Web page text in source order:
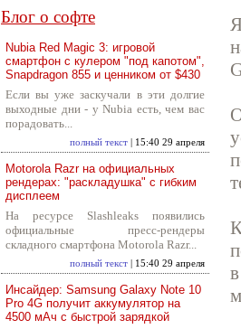
Блог о софте
Nubia Red Magic 3: игровой
смартфон с кулером "под капотом",
Snapdragon 855 и ценником от $430
Если вы уже заскучали в эти долгие
выходные дни - у Nubia есть, чем вас
порадовать...
полный текст | 15:40 29 апреля
Motorola Razr на официальных
рендерах: "раскладушка" с гибким
дисплеем
На ресурсе Slashleaks появились
официальные пресс-рендеры
складного смартфона Motorola Razr...
полный текст | 15:40 29 апреля
Инсайдер: Samsung Galaxy Note 10
Pro 4G получит аккумулятор на
4500 мАч с быстрой зарядкой